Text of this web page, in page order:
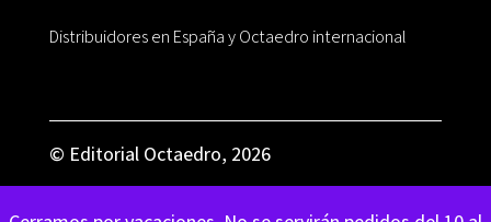
Distribuidores en España y Octaedro internacional
© Editorial Octaedro, 2026